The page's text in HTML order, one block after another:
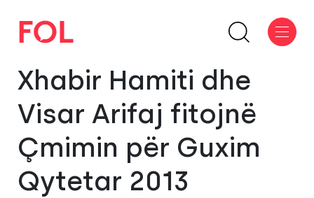
Xhabir Hamiti dhe
Visar Arifaj fitojnë
Çmimin për Guxim
Qytetar 2013